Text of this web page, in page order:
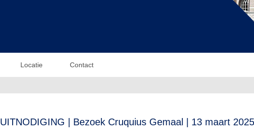
Locatie Contact
UITNODIGING | Bezoek Cruquius Gemaal | 13 maart 2025